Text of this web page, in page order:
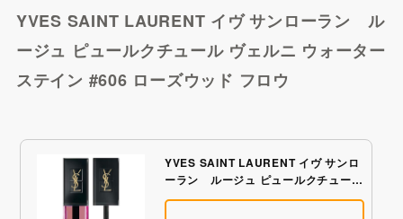
BUYMAで探す
YVES SAINT LAURENT イヴ サンローラン ル
ージュ ピュールクチュール ヴェルニ ウォーター
ステイン #606 ローズウッド フロウ
YVES SAINT LAURENT イヴ サンロ
ーラン ルージュ ピュールクチュール
ヴェルニ ウォーターステイン #606 ロ